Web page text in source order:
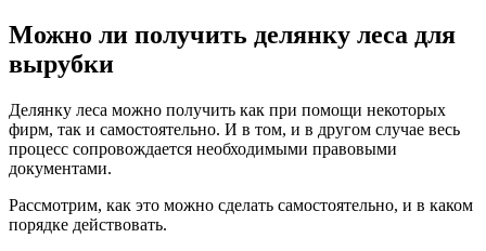
Можно ли получить делянку леса для
вырубки
Делянку леса можно получить как при помощи некоторых
фирм, так и самостоятельно. И в том, и в другом случае весь
процесс сопровождается необходимыми правовыми
документами.
Рассмотрим, как это можно сделать самостоятельно, и в каком
порядке действовать.